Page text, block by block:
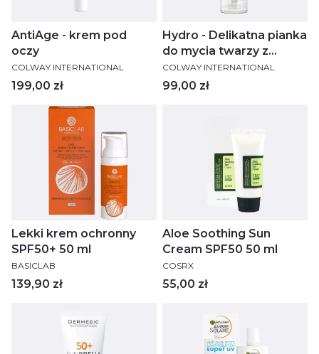
AntiAge - krem pod
oczy
PRODUCENT
COLWAY INTERNATIONAL
Cena
199,00 zł
Hydro - Delikatna pianka
do mycia twarzy z
kolagenem
PRODUCENT
COLWAY INTERNATIONAL
Cena
99,00 zł
Lekki krem ochronny
SPF50+ 50 ml
PRODUCENT
BASICLAB
Cena
139,90 zł
Aloe Soothing Sun
Cream SPF50 50 ml
PRODUCENT
COSRX
Cena
55,00 zł